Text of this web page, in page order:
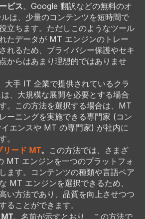
ビス。Google 翻訳などの無料のオ
は、少量のコンテンツを短時間で
立ちます。ただしこのようなツール
たデータが MT エンジンのトレー
れるため、プライバシー保護やセキ
からはあまり理想的ではありませ
大手 IT 企業で提供されているクラ
、大規模な展開を必要とする場合
。この方法を選択する場合は、MT
ーニングを実施できる専門家 (コン
イエンスや MT の専門家) が社内に
。
リード MT。 この方法では、さまざ
MT エンジンを一つのプラットフォ
ます。コンテンツの種類や言語ペア
MT エンジンを選択できるため、
い方法であり、品質を向上させつつ
ることができます。
。名前が示すとおり、この方法で